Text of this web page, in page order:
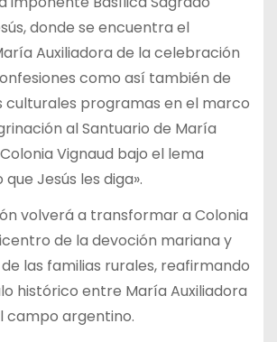
donde se encuentra el
Auxiliadora de la celebración
como así también de
culturales programas en el marco
al Santuario de María
Vignaud bajo el lema
Jesús les diga».
volverá a transformar a Colonia
de la devoción mariana y
las familias rurales, reafirmando
histórico entre María Auxiliadora
campo argentino.